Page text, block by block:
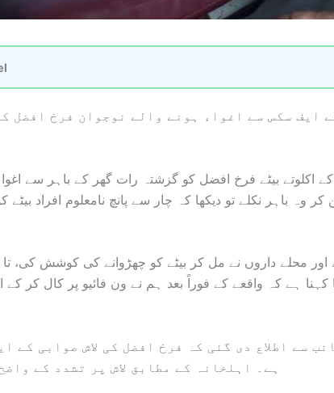
ایف سکس سے اغواء ہونے والے نوجوان فرخ افضل
اکلوتے بیٹے فرخ افضل کو گزشتہ رات گھر کے باہر سے اغواء
وہ باہر نکلے تو دیکھا کہ چار سے پانچ نامعلوم افراد
اور محلے داروں نے مل کر بیٹے کو چھڑوانے کی کوشش کی،
ہے کہ واقعے کے فوراً بعد ہم نے ون فائیو پر کال کر کے
سے اطلاع دی گئی کہ فرخ افضل کی لاش صوابی کے
ہے۔ اہلخانہ کے مطابق لاش پر تشدد کے